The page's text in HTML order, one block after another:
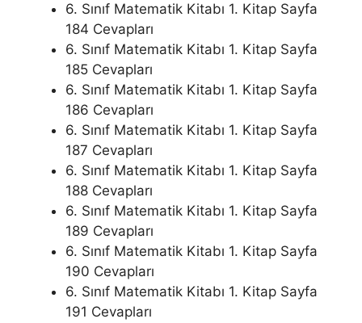
6. Sınıf Matematik Kitabı 1. Kitap Sayfa
184 Cevapları
6. Sınıf Matematik Kitabı 1. Kitap Sayfa
185 Cevapları
6. Sınıf Matematik Kitabı 1. Kitap Sayfa
186 Cevapları
6. Sınıf Matematik Kitabı 1. Kitap Sayfa
187 Cevapları
6. Sınıf Matematik Kitabı 1. Kitap Sayfa
188 Cevapları
6. Sınıf Matematik Kitabı 1. Kitap Sayfa
189 Cevapları
6. Sınıf Matematik Kitabı 1. Kitap Sayfa
190 Cevapları
6. Sınıf Matematik Kitabı 1. Kitap Sayfa
191 Cevapları